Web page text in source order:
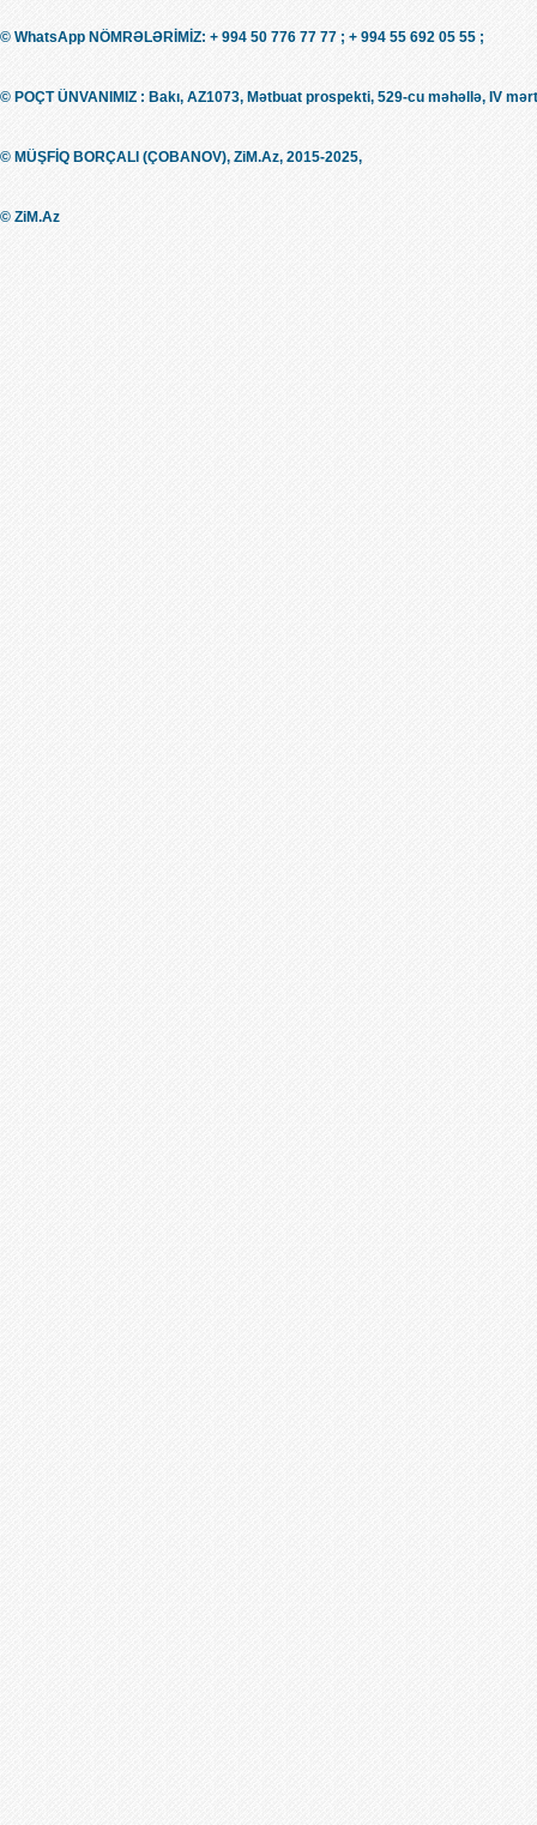
© WhatsApp NÖMRƏLƏRİMİZ: + 994 50 776 77 77 ; + 994 55 692 05 55 ;
© POÇT ÜNVANIMIZ : Bakı, AZ1073, Mətbuat prospekti, 529-cu məhəllə, IV
© MÜŞFİQ BORÇALI (ÇOBANOV), ZiM.Az, 2015-2025,
© ZiM.Az